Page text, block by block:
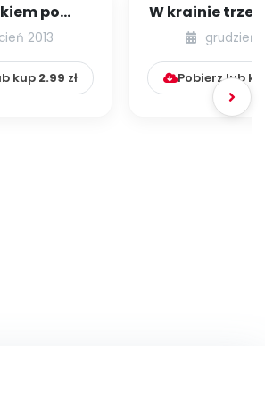
po
2013
kup 2.99 zł
W krainie
grudzień
Pobierz lub